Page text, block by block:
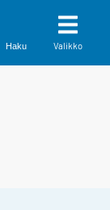
Haku Valikko